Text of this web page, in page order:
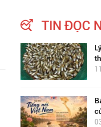
TIN ĐỌC